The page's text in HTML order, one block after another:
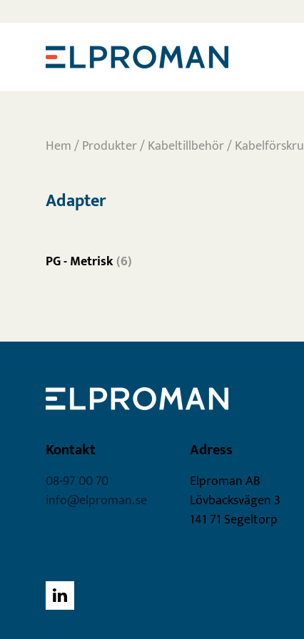
Hem/Produkter/Kabeltillbehör/
Adapter
PG - Metrisk(6)
Kontakt
08-97 00 70
info@elproman.se
Adress
Elproman AB
Lövbacksvägen 3
141 71 Segeltorp